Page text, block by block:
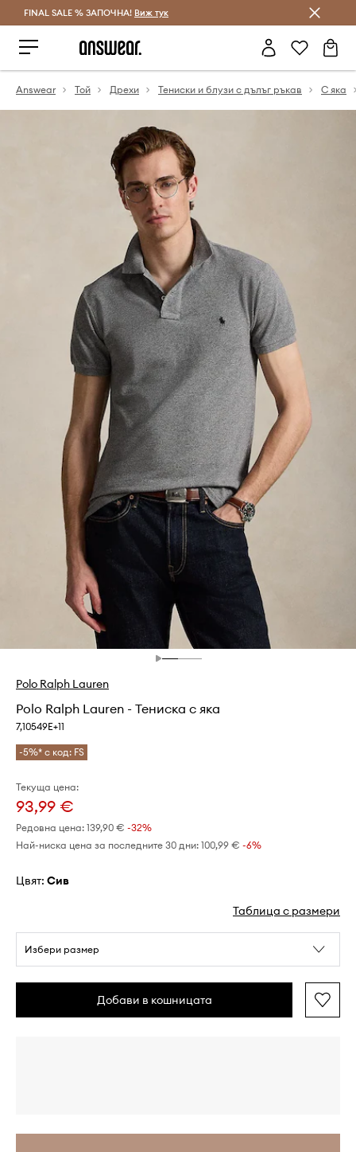
Спестявай с Answear Club
FINAL SALE % ЗАПОЧНА! Виж тук
Answear Той Дрехи Тениски и блузи с дълъг ръкав С яка
Polo Ralph Lauren
Polo Ralph Lauren - Тениска с яка
7,10549E+11
-5%* с код: FS
Текуща цена:
93,99 €
Редовна цена: 139,90 € -32%
Най-ниска цена за последните 30 дни: 100,99 € -6%
Цвят: сив
Таблица с размери
Избери размер
Добави в кошницата